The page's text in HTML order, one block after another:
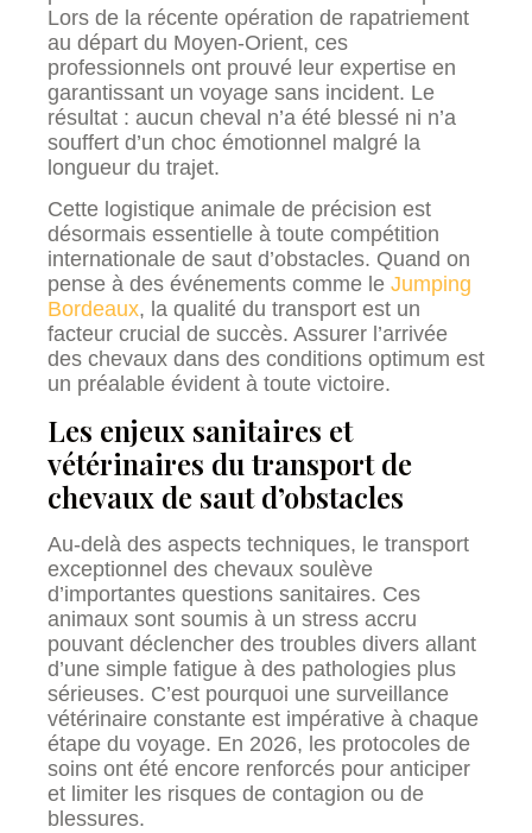
Lors de la récente opération de rapatriement
au départ du Moyen-Orient, ces
professionnels ont prouvé leur expertise en
garantissant un voyage sans incident. Le
résultat : aucun cheval n’a été blessé ni n’a
souffert d’un choc émotionnel malgré la
longueur du trajet.
Cette logistique animale de précision est
désormais essentielle à toute compétition
internationale de saut d’obstacles. Quand on
pense à des événements comme le Jumping
Bordeaux, la qualité du transport est un
facteur crucial de succès. Assurer l’arrivée
des chevaux dans des conditions optimum est
un préalable évident à toute victoire.
Les enjeux sanitaires et
vétérinaires du transport de
chevaux de saut d’obstacles
Au-delà des aspects techniques, le transport
exceptionnel des chevaux soulève
d’importantes questions sanitaires. Ces
animaux sont soumis à un stress accru
pouvant déclencher des troubles divers allant
d’une simple fatigue à des pathologies plus
sérieuses. C’est pourquoi une surveillance
vétérinaire constante est impérative à chaque
étape du voyage. En 2026, les protocoles de
soins ont été encore renforcés pour anticiper
et limiter les risques de contagion ou de
blessures.